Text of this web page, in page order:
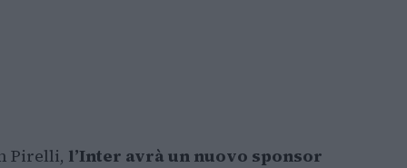
Pirelli, l’Inter avrà un nuovo sponsor